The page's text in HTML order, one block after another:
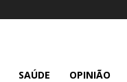
SAÚDE OPINIÃO